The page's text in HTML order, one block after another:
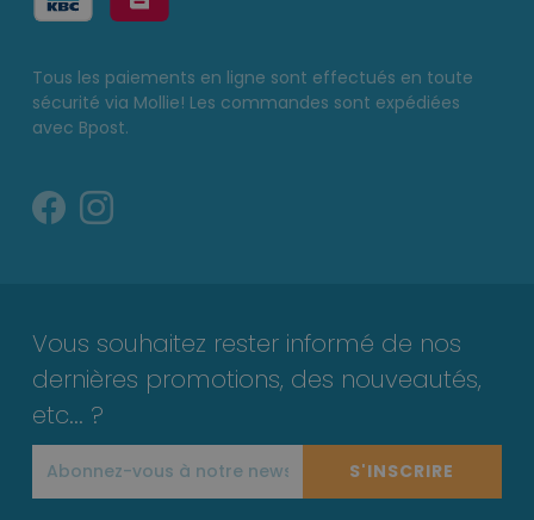
Tous les paiements en ligne sont effectués en toute
sécurité via Mollie! Les commandes sont expédiées
avec Bpost.
Vous souhaitez rester informé de nos
dernières promotions, des nouveautés,
etc... ?
S'INSCRIRE